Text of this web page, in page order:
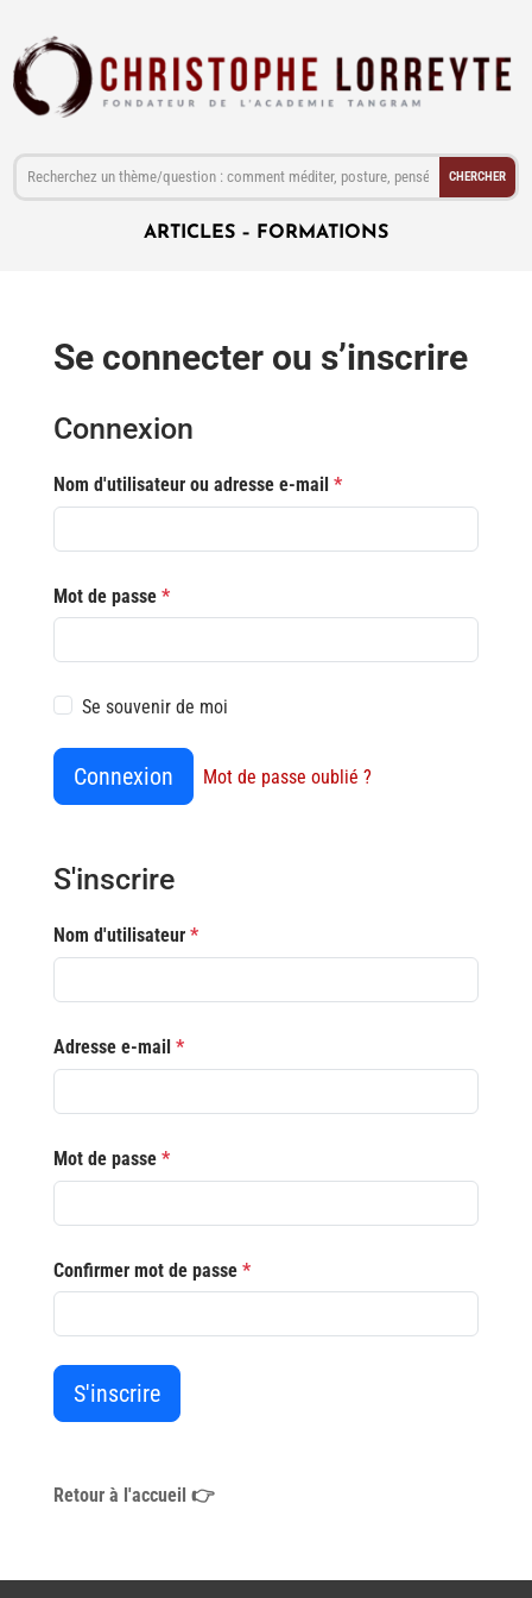
ARTICLES – FORMATIONS
Se connecter ou s’inscrire
Connexion
Nom d'utilisateur ou adresse e-mail *
Mot de passe *
Se souvenir de moi
Connexion Mot de passe oublié ?
S'inscrire
Nom d'utilisateur *
Adresse e-mail *
Mot de passe *
Confirmer mot de passe *
S'inscrire
Retour à l'accueil 👉